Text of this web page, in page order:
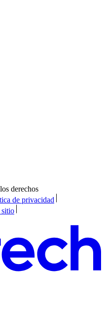
derechos
de privacidad
sitio